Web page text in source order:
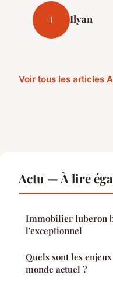
I Ilyan
Voir tous les articles
Actu — À lire
Immobilier luberon
l'exceptionnel
Quels sont les
monde actuel ?